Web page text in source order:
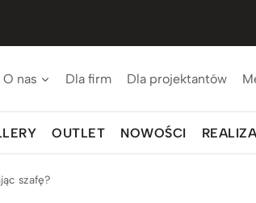
O nas Dla firm Dla projektantów
OUTLET NOWOŚCI
szafę?